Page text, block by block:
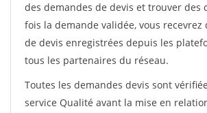
des demandes de devis et trouver des
fois la demande validée, vous recevrez
de devis enregistrées depuis les
tous les partenaires du réseau.
Toutes les demandes devis sont
service Qualité avant la mise en